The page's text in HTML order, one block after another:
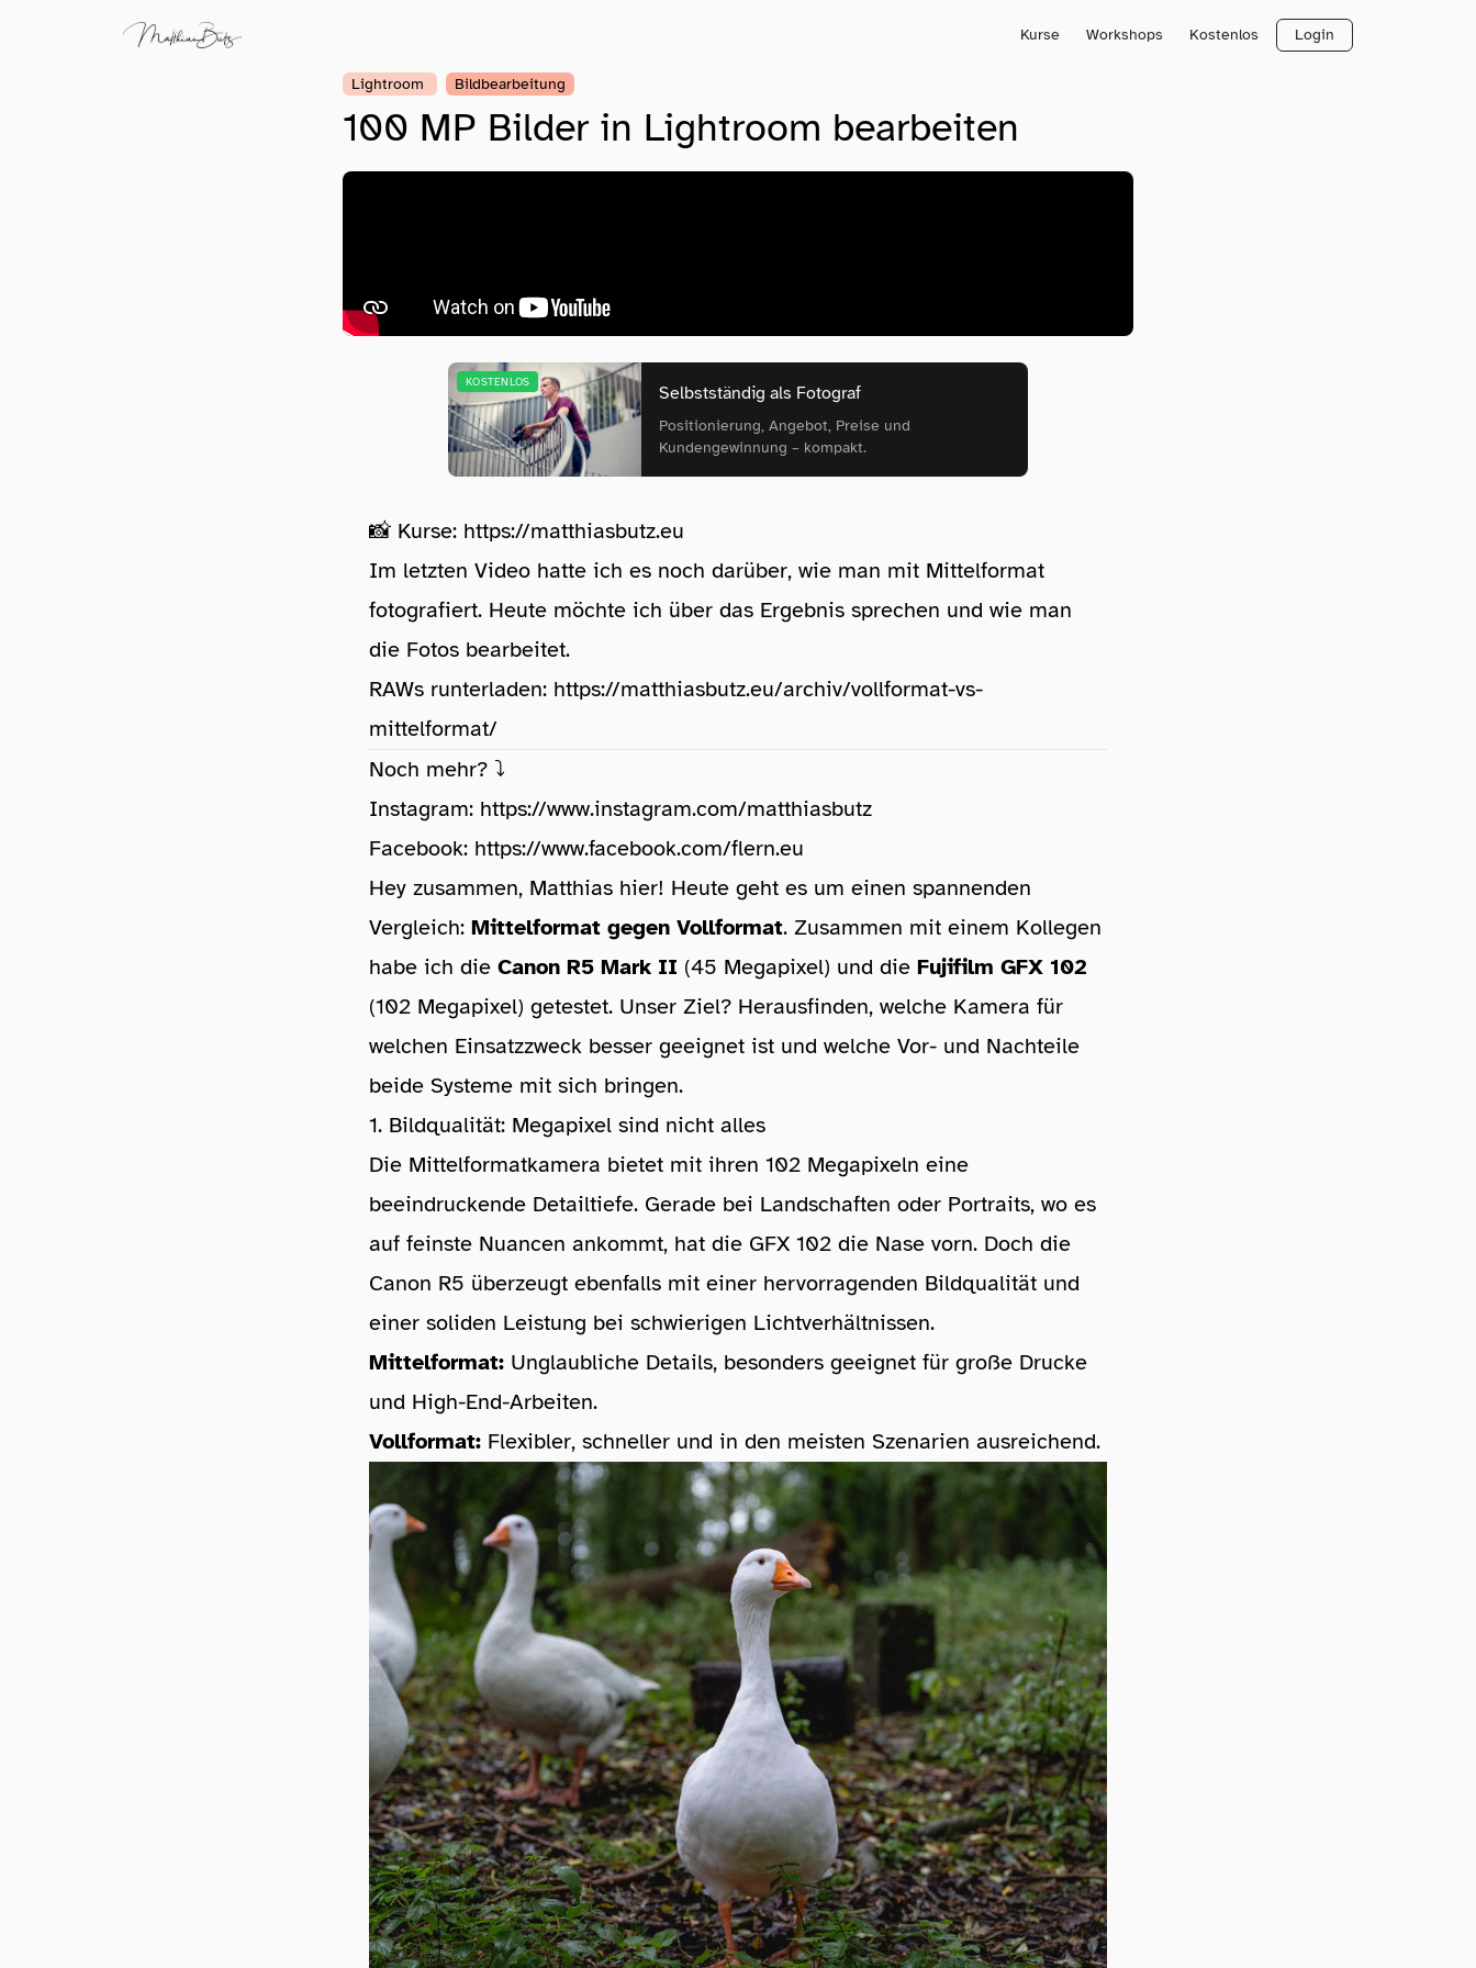
Kurse Workshops Kostenlos Login
Lightroom Bildbearbeitung
100 MP Bilder in Lightroom bearbeiten
KOSTENLOS
Selbstständig als Fotograf
Positionierung, Angebot, Preise und
Kundengewinnung – kompakt.
📸 Kurse: https://matthiasbutz.eu
Im letzten Video hatte ich es noch darüber, wie man mit Mittelformat
fotografiert. Heute möchte ich über das Ergebnis sprechen und wie man
die Fotos bearbeitet.
RAWs runterladen: https://matthiasbutz.eu/archiv/vollformat-vs-
mittelformat/
Noch mehr? ⤵️
Instagram: https://www.instagram.com/matthiasbutz
Facebook: https://www.facebook.com/flern.eu
Hey zusammen, Matthias hier! Heute geht es um einen spannenden
Vergleich: Mittelformat gegen Vollformat. Zusammen mit einem Kollegen
habe ich die Canon R5 Mark II (45 Megapixel) und die Fujifilm GFX 102
(102 Megapixel) getestet. Unser Ziel? Herausfinden, welche Kamera für
welchen Einsatzzweck besser geeignet ist und welche Vor- und Nachteile
beide Systeme mit sich bringen.
1. Bildqualität: Megapixel sind nicht alles
Die Mittelformatkamera bietet mit ihren 102 Megapixeln eine
beeindruckende Detailtiefe. Gerade bei Landschaften oder Portraits, wo es
auf feinste Nuancen ankommt, hat die GFX 102 die Nase vorn. Doch die
Canon R5 überzeugt ebenfalls mit einer hervorragenden Bildqualität und
einer soliden Leistung bei schwierigen Lichtverhältnissen.
Mittelformat: Unglaubliche Details, besonders geeignet für große Drucke
und High-End-Arbeiten.
Vollformat: Flexibler, schneller und in den meisten Szenarien ausreichend.